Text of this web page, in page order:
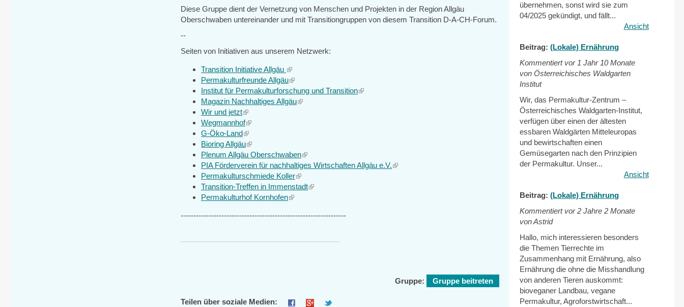
Diese Gruppe dient der Vernetzung von Menschen und Projekten in der Region Allgäu
Oberschwaben untereinander und mit Transitiongruppen von diesem Transition D-A-CH-Forum.
--
Seiten von Initiativen aus unserem Netzwerk:
Transition Initiative Allgäu (link
is
external)
Permakulturfreunde Allgäu(link
is
external)
Institut für Permakulturforschung und Transition(link
Magazin Nachhaltiges Allgäu(link
Wir und jetzt(link
is
external)
Wegmannhof(link
is
external)
G-Öko-Land(link
is
external)
Bioring Allgäu(link
is
external)
Plenum Allgäu Oberschwaben(link
is
PIA Förderverein für nachhaltiges Wirtschaften Allgäu e.V.(link
Permakulturschmiede Koller(link
is
Transition-Treffen in Immenstadt(link
Permakulturhof Kornhofen(link
external)
-----------------------------------------------------------------
Gruppe: Gruppe beitreten
Teilen über soziale Medien:
übernehmen, sonst wird sie zum
04/2025 gekündigt, und fällt...
Ansicht
Beitrag:(Lokale) Ernährung
Kommentiert vor 1 Jahr 10 Monate
von Österreichisches Waldgarten
Institut
Wir, das Permakultur-Zentrum –
Österreichisches Waldgarten-Institut,
verfügen über einen der ältesten
essbaren Waldgärten Mitteleuropas
und bewirtschaften einen
Gemüsegarten nach den Prinzipien
der Permakultur. Unser...
Ansicht
Beitrag:(Lokale) Ernährung
Kommentiert vor2 Jahre 2 Monate
von Astrid
Hallo, mich interessieren besonders
die Themen Tierrechte im
Zusammenhang mit Ernährung, also
Ernährung die ohne die Misshandlung
von anderen Tieren auskommt:
bioveganer Landbau, vegane
Permakultur, Agroforstwirtschaft...